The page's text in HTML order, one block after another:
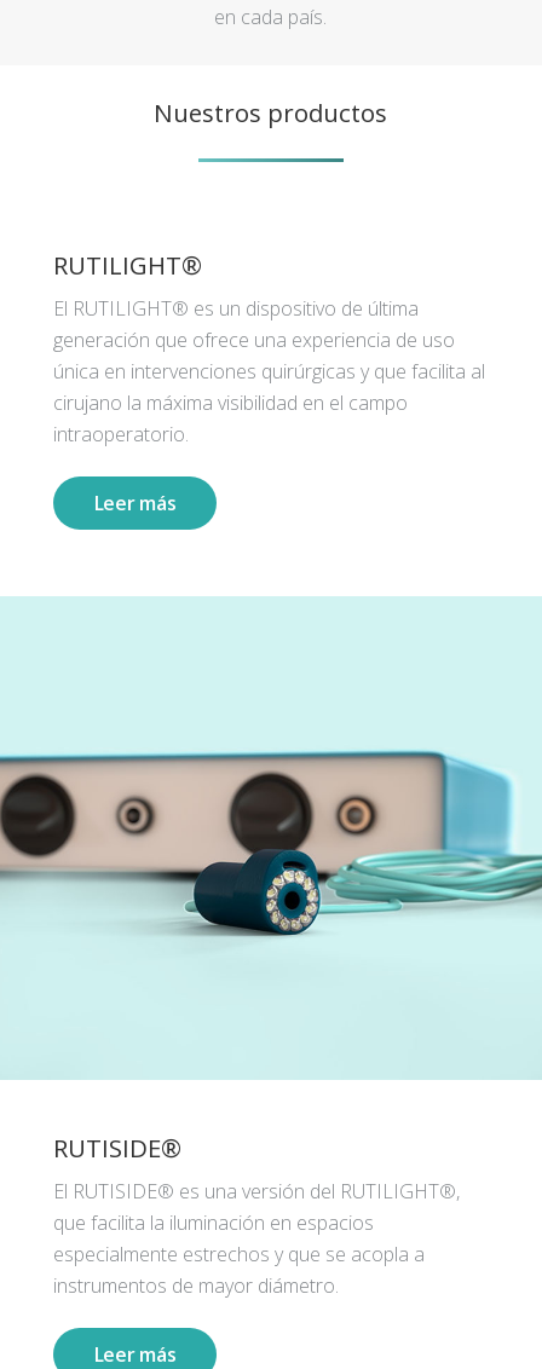
en cada país.
Nuestros productos
RUTILIGHT®
El RUTILIGHT® es un dispositivo de última
generación que ofrece una experiencia de uso
única en intervenciones quirúrgicas y que facilita al
cirujano la máxima visibilidad en el campo
intraoperatorio.
Leer más
RUTISIDE®
El RUTISIDE® es una versión del RUTILIGHT®,
que facilita la iluminación en espacios
especialmente estrechos y que se acopla a
instrumentos de mayor diámetro.
Leer más